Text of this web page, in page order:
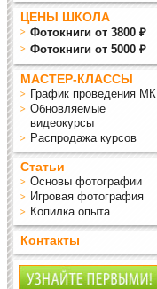
ЦЕНЫ ШКОЛА
Фотокниги от 3800 ₽
Фотокниги от 5000 ₽
МАСТЕР-КЛАССЫ
График проведения МК
Обновляемые
видеокурсы
Распродажа курсов
Статьи
Основы фотографии
Игровая фотография
Копилка опыта
Контакты